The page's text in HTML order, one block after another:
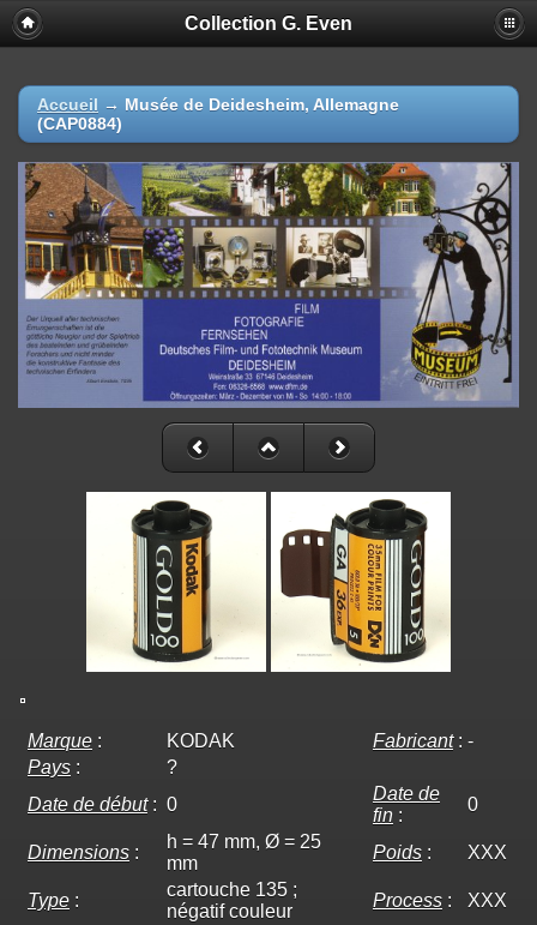
Collection G. Even
Accueil → Musée de Deidesheim, Allemagne
(CAP0884)
Marque : KODAK Fabricant: -
Pays :
?
Date de début: 0
Date de
fin :
0
Dimensions :
h = 47 mm, Ø = 25
mm
Poids : XXX
Type :
cartouche 135 ;
négatif couleur
Process :
XXX